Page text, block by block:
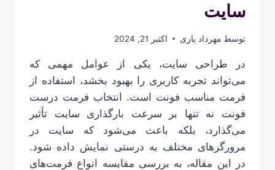
سایت
توسط مهرداد یاری اکتبر 21, 2024
در طراحی سایت، یکی از عوامل مهمی که
می‌تواند تجربه کاربری را بهبود بخشد، استفاده از
فرمت مناسب فونت است. انتخاب فرمت درست
فونت نه تنها بر سرعت بارگذاری سایت تأثیر
می‌گذارد، بلکه باعث می‌شود که سایت در
مرورگرهای مختلف به درستی نمایش داده شود.
در این مقاله، به بررسی مقایسه انواع فرمت‌های